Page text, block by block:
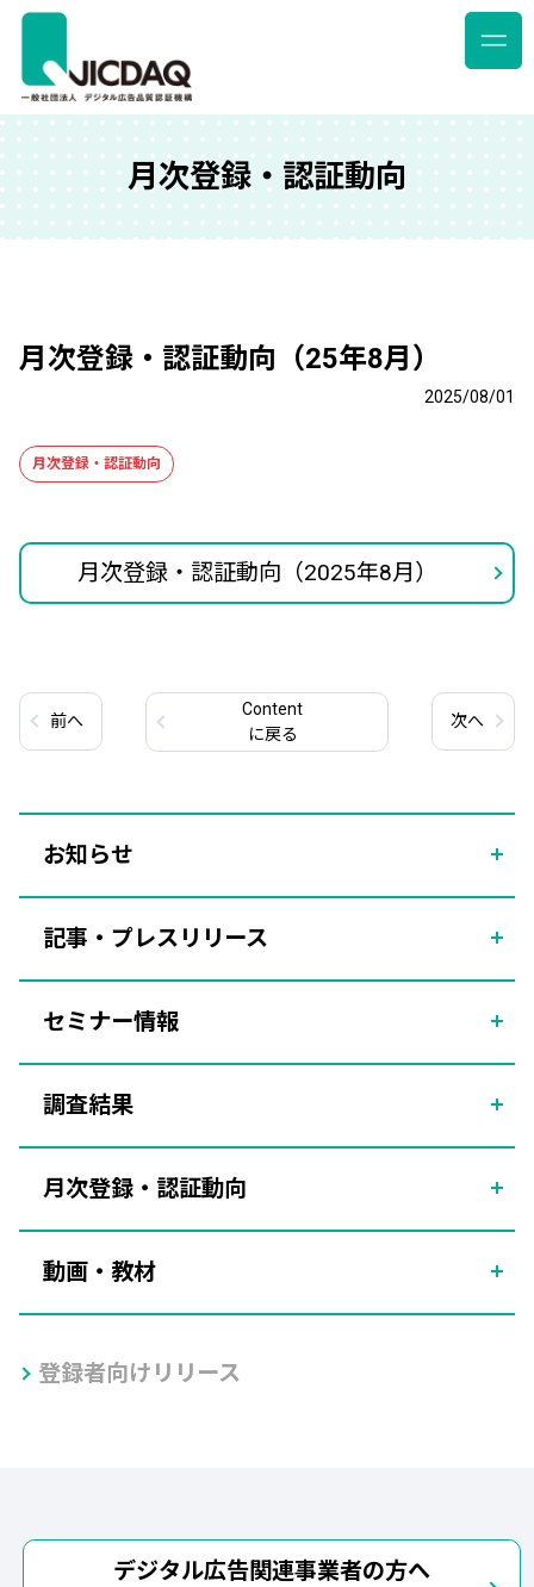
月次登録・認証動向
月次登録・認証動向（25年8月）
2025/08/01
月次登録・認証動向
月次登録・認証動向（2025年8月）
前へ 次へ
Content
に戻る
お知らせ
記事・プレスリリース
セミナー情報
調査結果
月次登録・認証動向
動画・教材
登録者向けリリース
デジタル広告関連事業者の方へ